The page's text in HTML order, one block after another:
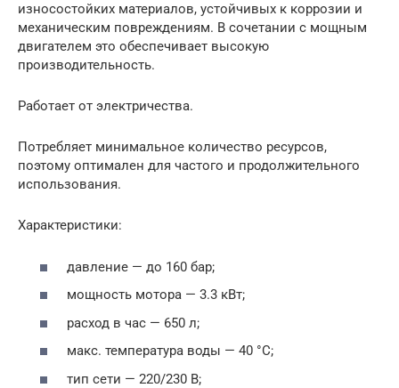
износостойких материалов, устойчивых к коррозии и
механическим повреждениям. В сочетании с мощным
двигателем это обеспечивает высокую
производительность.
Работает от электричества.
Потребляет минимальное количество ресурсов,
поэтому оптимален для частого и продолжительного
использования.
Характеристики:
давление — до 160 бар;
мощность мотора — 3.3 кВт;
расход в час — 650 л;
макс. температура воды — 40 °С;
тип сети — 220/230 В;